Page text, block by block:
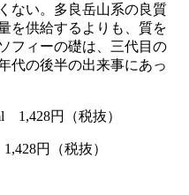
ない。多良岳山系の良質
を供給するよりも、質を
フィーの礎は、三代目の
代の後半の出来事にあっ
円（税抜）